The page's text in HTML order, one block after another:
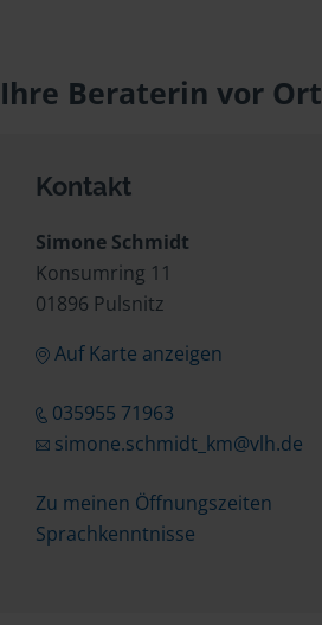
Ihre Beraterin vor Ort
Kontakt
Simone Schmidt
Konsumring 11
01896 Pulsnitz
Auf Karte anzeigen
035955 71963
simone.schmidt_km@vlh.de
Zu meinen Öffnungszeiten
Sprachkenntnisse